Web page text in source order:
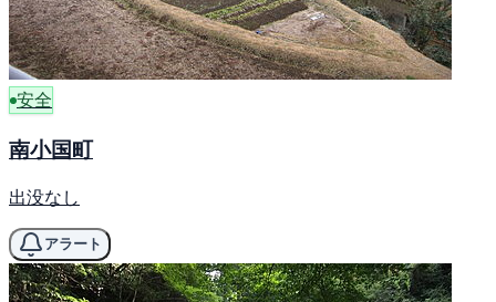
安全
南小国町
出没なし
アラート